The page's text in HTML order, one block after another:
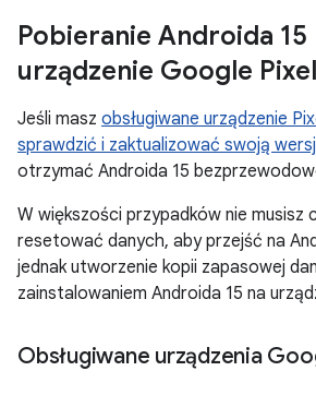
Pobieranie Androida 15
urządzenie Google Pixel
Jeśli masz obsługiwane urządzenie
sprawdzić i zaktualizować swoją
otrzymać Androida 15
W większości przypadków nie musisz
resetować danych, aby przejść na
jednak utworzenie kopii zapasowej
zainstalowaniem Androida 15 na
Obsługiwane urządzenia